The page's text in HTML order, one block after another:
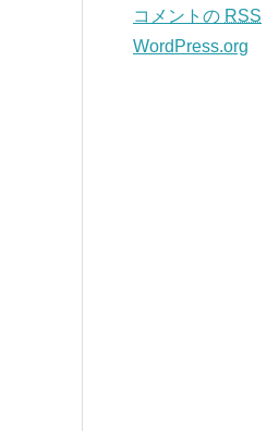
コメントの RSS
WordPress.org